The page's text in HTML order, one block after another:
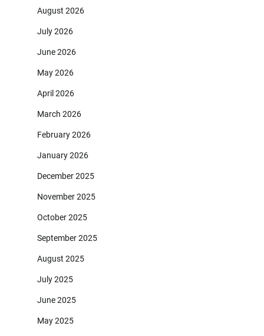
August 2026
July 2026
June 2026
May 2026
April 2026
March 2026
February 2026
January 2026
December 2025
November 2025
October 2025
September 2025
August 2025
July 2025
June 2025
May 2025